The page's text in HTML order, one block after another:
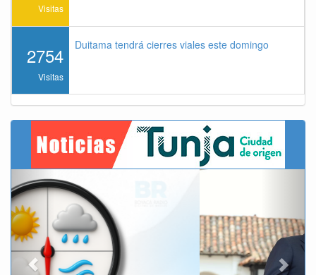
Visitas
2754
Visitas
Duitama tendrá cierres viales este domingo
Previous